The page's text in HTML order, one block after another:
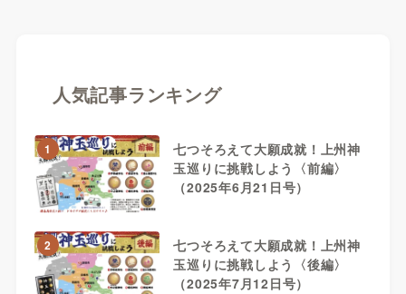
人気記事ランキング
1
七つそろえて大願成就！上州神
玉巡りに挑戦しよう〈前編〉
（2025年6月21日号）
2
七つそろえて大願成就！上州神
玉巡りに挑戦しよう〈後編〉
（2025年7月12日号）